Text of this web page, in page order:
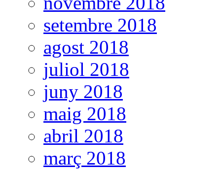
setembre 2018
agost 2018
juliol 2018
juny 2018
maig 2018
abril 2018
març 2018